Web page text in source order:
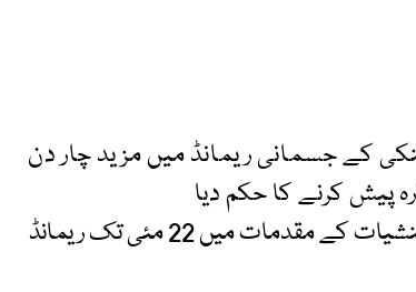
کے جسمانی ریمانڈ میں مزید چار دن
سماعت جوڈیشل کمپلیکس میں ہوئی، سماعت کے دوران منشیات کے مقدمات میں 22 مئی تک ریمانڈ